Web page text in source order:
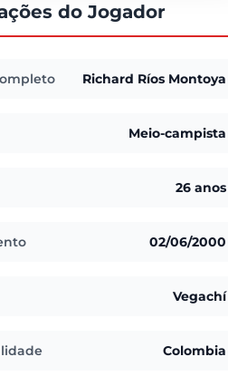
do Jogador
Richard Ríos Montoya
Meio-campista
26 anos
02/06/2000
Vegachí
Colombia